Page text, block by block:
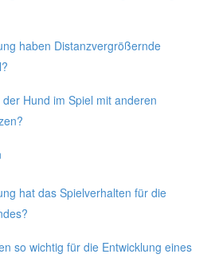
haben Distanzvergrößernde
Hund im Spiel mit anderen
hat das Spielverhalten für die
so wichtig für die Entwicklung eines